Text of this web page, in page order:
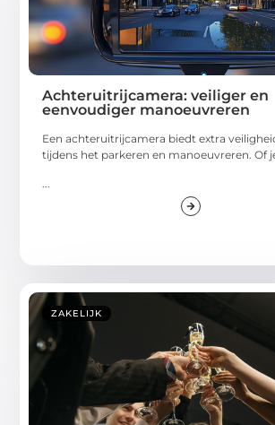
Achteruitrijcamera: veiliger en
eenvoudiger manoeuvreren
Een achteruitrijcamera biedt extra
tijdens het parkeren en manoeuvreren. Of
...
ZAKELIJK